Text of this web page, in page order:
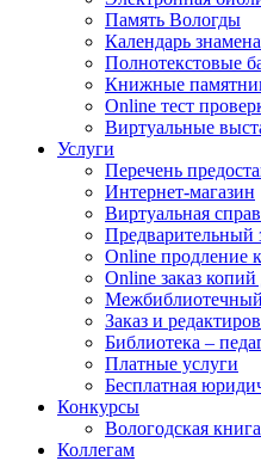
Память Вологды
Календарь
Полнотекстовые
Книжные
Online тест
Виртуальные
Услуги
Перечень
Интернет-магазин
Виртуальная
Предварительный
Online продление
Online заказ
Заказ и
Библиотека –
Платные услуги
Бесплатная
Конкурсы
Вологодская
Коллегам